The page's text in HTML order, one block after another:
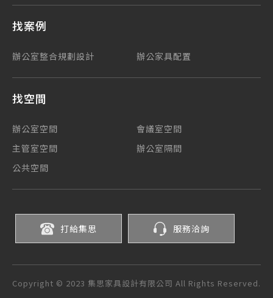
找案例
辦公室整合規劃設計 辦公家具配置
找空間
辦公室空間
會議室空間
主管室空間
辦公室隔間
公共空間
打給集思 服務洽詢
Copyright © 2023 集思家具設計有限公司 All Rights Reserved.